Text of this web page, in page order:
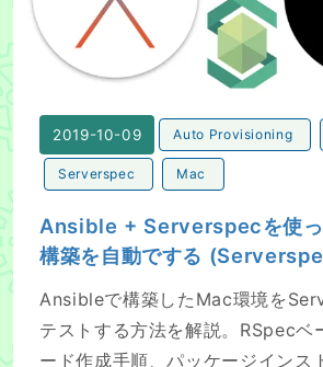
2019-10-09 Auto Provisioning
Serverspec Mac
Ansible + Serverspecを使
構築を自動でする
Ansibleで構築したMac環境を
テストする方法を解説。RSpecベ
ード作成手順、パッケージインス